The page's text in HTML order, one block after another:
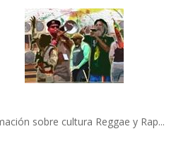
sobre cultura Reggae y Rap...